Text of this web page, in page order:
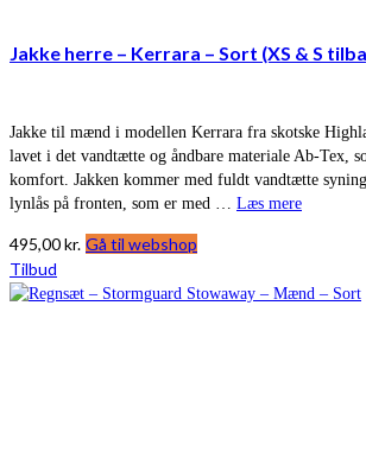
Jakke herre – Kerrara – Sort (XS & S
Jakke til mænd i modellen Kerrara fra skotske
lavet i det vandtætte og åndbare materiale Ab-Tex,
komfort. Jakken kommer med fuldt vandtætte
lynlås på fronten, som er med … Læs mere
495,00kr. Gå til webshop
Tilbud